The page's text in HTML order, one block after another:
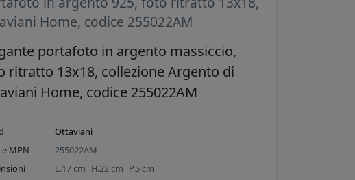
Home, codice 255022AM
portafoto in argento massiccio,
ritratto 13x18, collezione Argento di
Home, codice 255022AM
Ottaviani
MPN
255022AM
L.17 cm H.22 cm P.5 cm